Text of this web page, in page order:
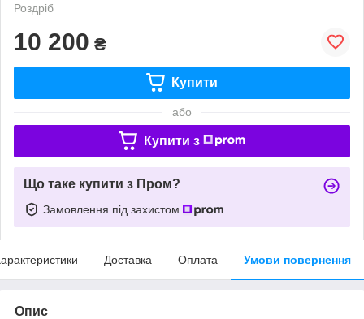
Роздріб
10 200 ₴
Купити
або
Купити з
Що таке купити з Пром?
Замовлення під захистом
Доставка Оплата Умови повернення
Опис